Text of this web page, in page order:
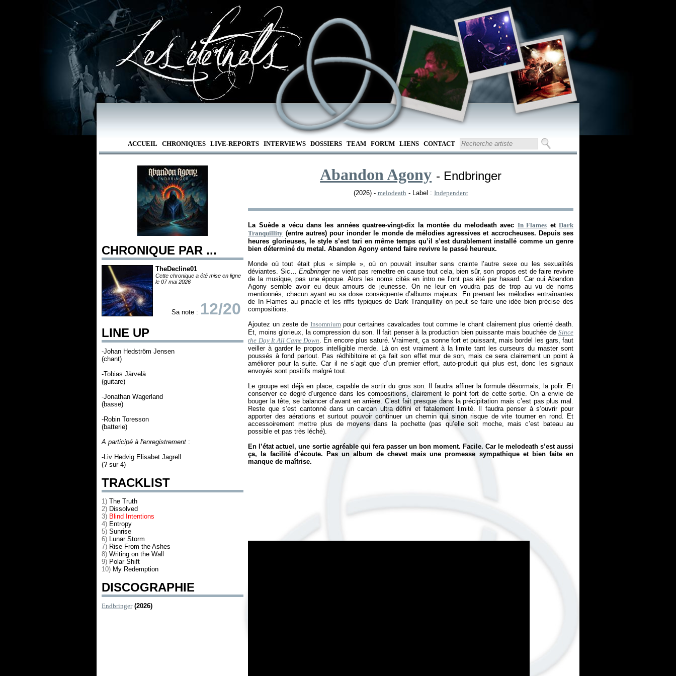
ACCUEIL CHRONIQUES LIVE-REPORTS INTERVIEWS DOSSIERS TEAM FORUM LIENS CONTACT
CHRONIQUE PAR ...
TheDecline01
Cette chronique a été mise en ligne
le 07 mai 2026
Sa note : 12/20
LINE UP
-Johan Hedström Jensen
(chant)
-Tobias Järvelä
(guitare)
-Jonathan Wagerland
(basse)
-Robin Toresson
(batterie)
A participé à l'enregistrement :
-Liv Hedvig Elisabet Jagrell
(? sur 4)
TRACKLIST
1) The Truth
2) Dissolved
3) Blind Intentions
4) Entropy
5) Sunrise
6) Lunar Storm
7) Rise From the Ashes
8) Writing on the Wall
9) Polar Shift
10) My Redemption
DISCOGRAPHIE
Endbringer (2026)
Abandon Agony - Endbringer
(2026) - melodeath - Label : Independent
La Suède a vécu dans les années quatree-vingt-dix la montée du melodeath avec In Flames etDark
Tranquillity (entre autres) pour inonder le monde de mélodies agressives et accrocheuses. Depuis ses
heures glorieuses, le style s’est tari en même temps qu’il s’est durablement installé comme un genre
bien déterminé du metal. Abandon Agony entend faire revivre le passé heureux.
Monde où tout était plus «simple », où on pouvait insulter sans crainte l’autre sexe ou les sexualités
déviantes. Sic…Endbringerne vient pas remettre en cause tout cela, bien sûr, son propos est de faire revivre
de la musique, pas une époque. Alors les noms cités en intro ne l’ont pas été par hasard. Car oui Abandon
Agony semble avoir eu deux amours de jeunesse. On ne leur en voudra pas de trop au vu de noms
mentionnés, chacun ayant eu sa dose conséquente d’albums majeurs. En prenant les mélodies entraînantes
de In Flames au pinacle et les riffs typiques de Dark Tranquillity on peut se faire une idée bien précise des
compositions.
Ajoutez un zeste de Insomniumpour certaines cavalcades tout comme le chant clairement plus orienté death.
Et, moins glorieux, la compression du son. Il fait penser à la production bien puissante mais bouchée de Since
the Day It All Came Down. En encore plus saturé. Vraiment, ça sonne fort et puissant, mais bordel les gars, faut
veiller à garder le propos intelligible merde. Là on est vraiment à la limite tant les curseurs du master sont
poussés à fond partout. Pas rédhibitoire et ça fait son effet mur de son, mais ce sera clairement un point à
améliorer pour la suite. Car il ne s’agit que d’un premier effort, auto-produit qui plus est, donc les signaux
envoyés sont positifs malgré tout.
Le groupe est déjà en place, capable de sortir du gros son. Il faudra affiner la formule désormais, la polir. Et
conserver ce degré d’urgence dans les compositions, clairement le point fort de cette sortie. On a envie de
bouger la tête, se balancer d’avant en arrière. C’est fait presque dans la précipitation mais c’est pas plus mal.
Reste que s’est cantonné dans un carcan ultra défini et fatalement limité. Il faudra penser à s’ouvrir pour
apporter des aérations et surtout pouvoir continuer un chemin qui sinon risque de vite tourner en rond. Et
accessoirement mettre plus de moyens dans la pochette (pas qu’elle soit moche, mais c’est bateau au
possible et pas très léché).
En l’état actuel, une sortie agréable qui fera passer un bon moment. Facile. Car le melodeath s’est aussi
ça, la facilité d’écoute. Pas un album de chevet mais une promesse sympathique et bien faite en
manque de maîtrise.